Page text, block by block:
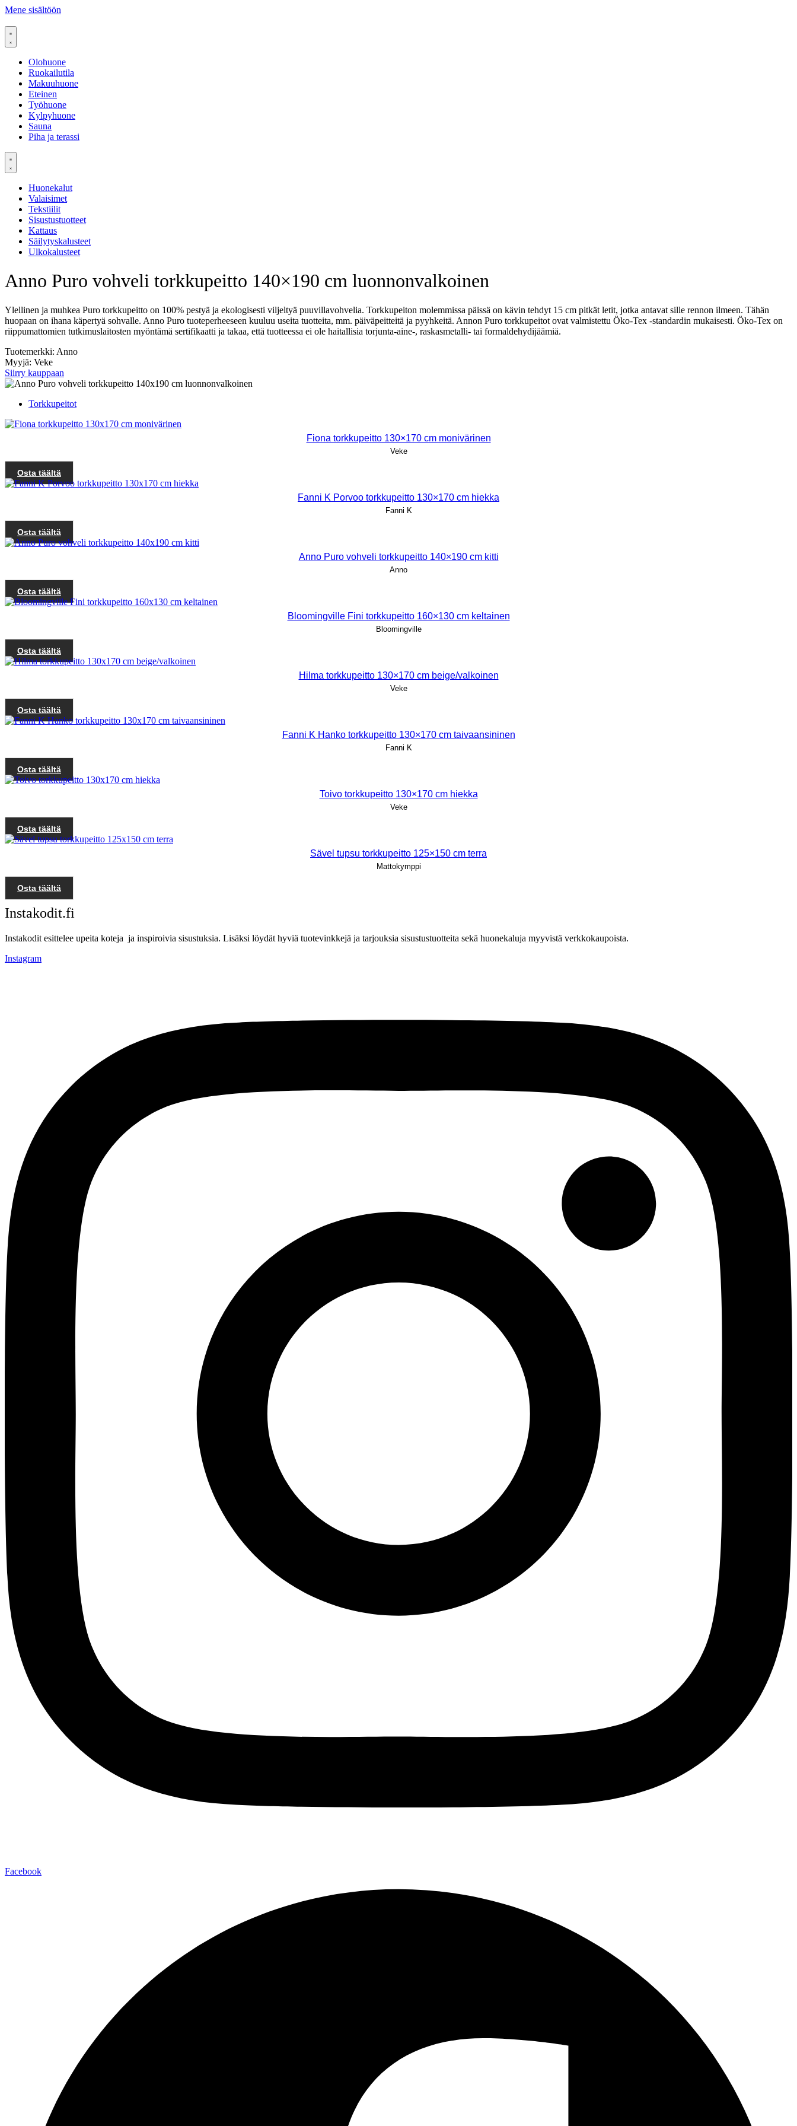
Mene sisältöön
Olohuone
Ruokailutila
Makuuhuone
Eteinen
Työhuone
Kylpyhuone
Sauna
Piha ja terassi
Huonekalut
Valaisimet
Tekstiilit
Sisustustuotteet
Kattaus
Säilytyskalusteet
Ulkokalusteet
Anno Puro vohveli torkkupeitto 140×190 cm luonnonvalkoinen
Ylellinen ja muhkea Puro torkkupeitto on 100% pestyä ja ekologisesti viljeltyä puuvillavohvelia. Torkkupeiton molemmissa päissä on kävin tehdyt 15 cm pitkät letit, jotka antavat sille rennon ilmeen. Tähän
huopaan on ihana käpertyä sohvalle. Anno Puro tuoteperheeseen kuuluu useita tuotteita, mm. päiväpeitteitä ja pyyhkeitä. Annon Puro torkkupeitot ovat valmistettu Öko-Tex -standardin mukaisesti. Öko-Tex on
riippumattomien tutkimuslaitosten myöntämä sertifikaatti ja takaa, että tuotteessa ei ole haitallisia torjunta-aine-, raskasmetalli- tai formaldehydijäämiä.
Tuotemerkki: Anno
Myyjä: Veke
Siirry kauppaan
Torkkupeitot
Fiona torkkupeitto 130×170 cm monivärinen
Veke
Osta täältä
Fanni K Porvoo torkkupeitto 130×170 cm hiekka
Fanni K
Osta täältä
Anno Puro vohveli torkkupeitto 140×190 cm kitti
Anno
Osta täältä
Bloomingville Fini torkkupeitto 160×130 cm keltainen
Bloomingville
Osta täältä
Hilma torkkupeitto 130×170 cm beige/valkoinen
Veke
Osta täältä
Fanni K Hanko torkkupeitto 130×170 cm taivaansininen
Fanni K
Osta täältä
Toivo torkkupeitto 130×170 cm hiekka
Veke
Osta täältä
Sävel tupsu torkkupeitto 125×150 cm terra
Mattokymppi
Osta täältä
Instakodit.fi
Instakodit esittelee upeita koteja ja inspiroivia sisustuksia. Lisäksi löydät hyviä tuotevinkkejä ja tarjouksia sisustustuotteita sekä huonekaluja myyvistä verkkokaupoista.
Instagram
Facebook